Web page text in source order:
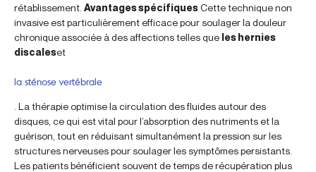
rétablissement. Avantages spécifiquesCette technique non
invasive est particulièrement efficace pour soulager la douleur
chronique associée à des affections telles que les hernies
discaleset
la sténose vertébrale
. La thérapie optimise la circulation des fluides autour des
disques, ce qui est vital pour l’absorption des nutriments et la
guérison, tout en réduisant simultanément la pression sur les
structures nerveuses pour soulager les symptômes persistants.
Les patients bénéficient souvent de temps de récupération plus